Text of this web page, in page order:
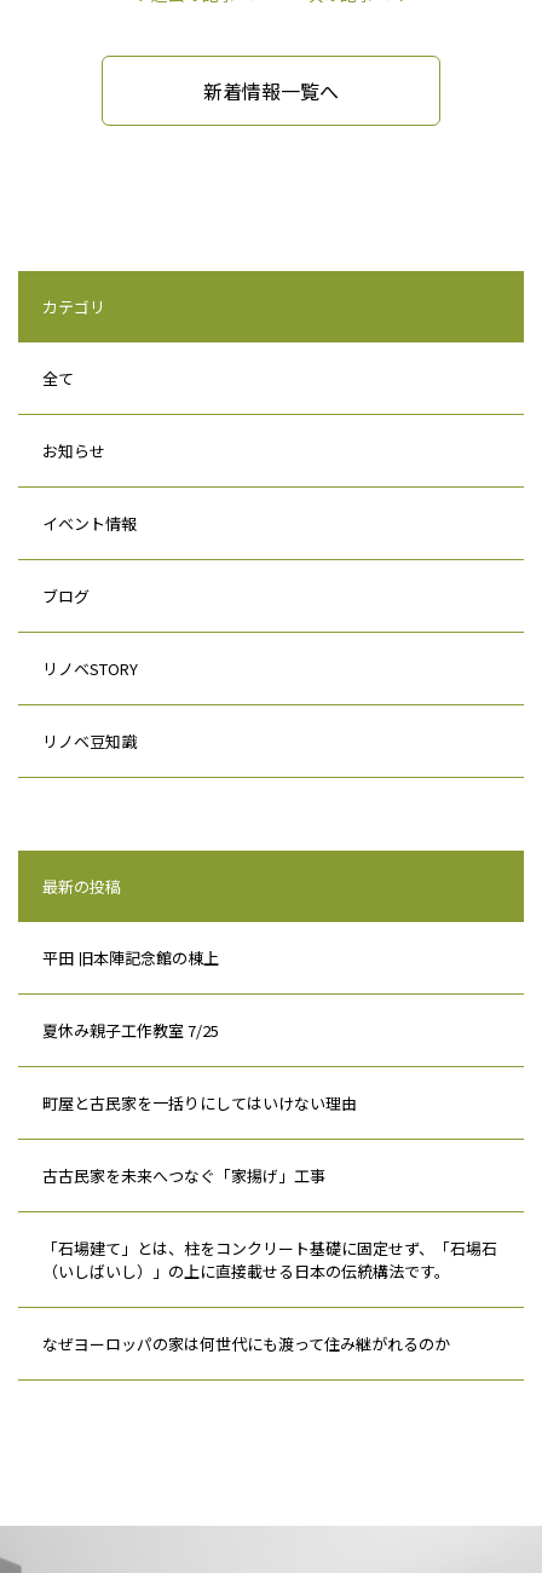
新着情報一覧へ
カテゴリ
全て
お知らせ
イベント情報
ブログ
リノベSTORY
リノベ豆知識
最新の投稿
平田 旧本陣記念館の棟上
夏休み親子工作教室 7/25
町屋と古民家を一括りにしてはいけない理由
古古民家を未来へつなぐ「家揚げ」工事
「石場建て」とは、柱をコンクリート基礎に固定せず、「石場石
（いしばいし）」の上に直接載せる日本の伝統構法です。
なぜヨーロッパの家は何世代にも渡って住み継がれるのか